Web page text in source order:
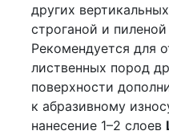
других
строганой и
Рекомендуется для
лиственных пород
поверхности
к абразивному
нанесение 1–2 слоев